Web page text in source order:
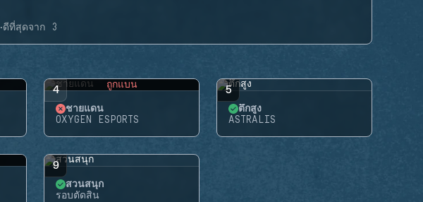
·ดีที่สุดจาก 3
4 ถูกแบน
ชายแดน
OXYGEN ESPORTS
5
ตึกสูง
ASTRALIS
9
สวนสนุก
รอบตัดสิน